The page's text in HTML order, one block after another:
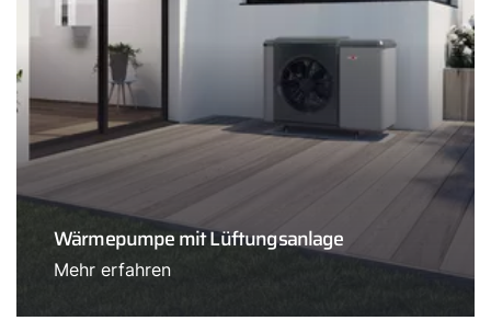
Wärmepumpe mit Lüftungsanlage
Mehr erfahren